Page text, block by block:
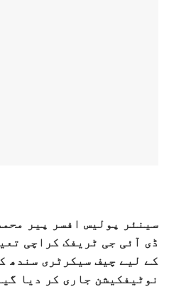
سینئر پولیس افسر پیر
ڈی آئی جی ٹریفک کراچی
کے لیے چیف سیکرٹری سندھ
نوٹیفکیشن جاری کر دیا